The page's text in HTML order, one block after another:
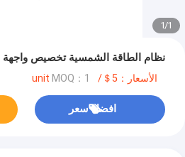
1
/
1
نظام الطاقة الشمسية تخصيص واجهة
الأسعار：5＄/unit MOQ：1
افضل سعر